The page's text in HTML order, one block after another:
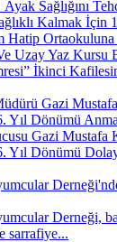
Sağlığını
Kalmak
Hatip Ortaokuluna
Uzay Yaz Kursu
İkinci
Gazi
Dönümü Anma
Gazi Mustafa
Yıl Dönümü
Derneği,
sarrafiye...